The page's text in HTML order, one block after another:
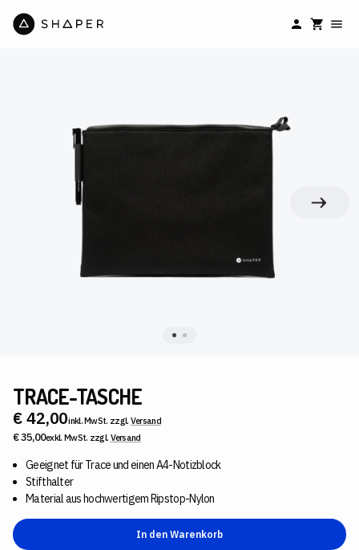
TRACE-TASCHE
€ 42,00inkl. MwSt. zzgl. Versand
€ 35,00exkl. MwSt. zzgl. Versand
Geeignet für Trace und einen A4-Notizblock
Stifthalter
Material aus hochwertigem Ripstop-Nylon
In den Warenkorb